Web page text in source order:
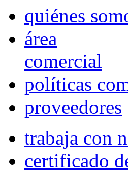
quiénes
área
comercial
políticas
proveedores
trabaja con
certificado